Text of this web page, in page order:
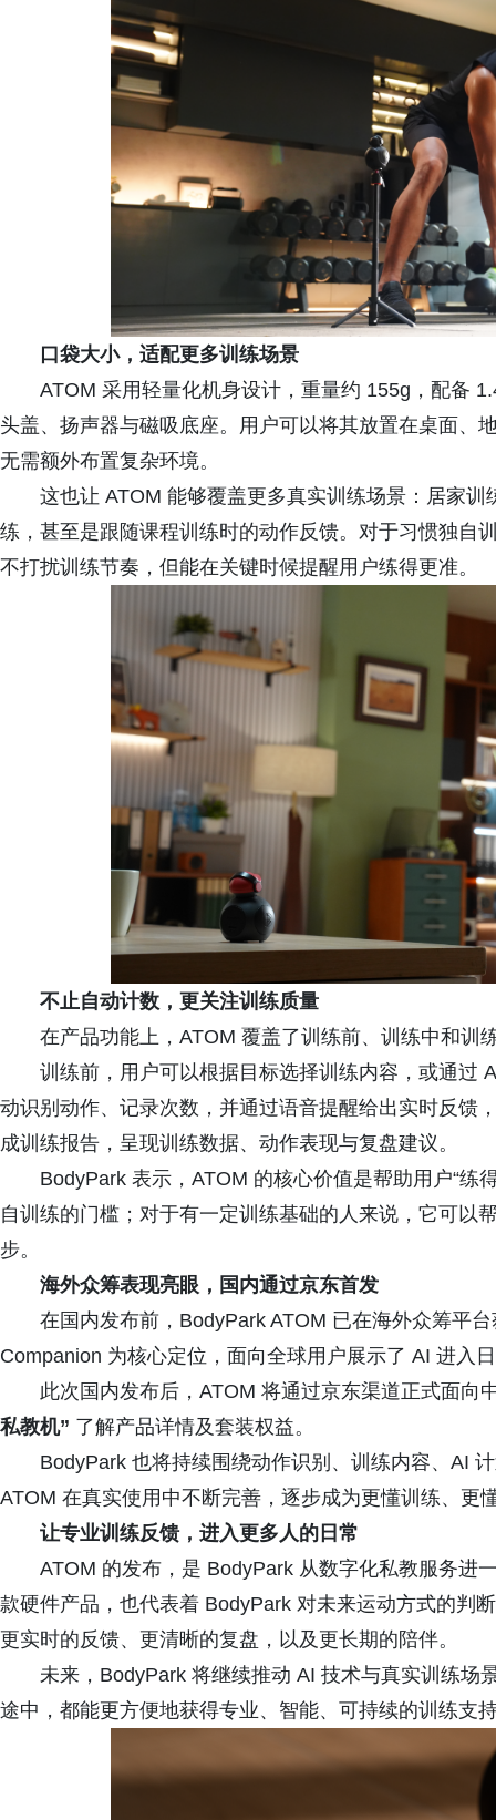
口袋大小，适配更多训练场景
ATOM 采用轻量化机身设计，重量约 155g，配备
头盖、扬声器与磁吸底座。用户可以将其放置在桌面、
无需额外布置复杂环境。
这也让 ATOM 能够覆盖更多真实训练场景：居家
练，甚至是跟随课程训练时的动作反馈。对于习惯独自
不打扰训练节奏，但能在关键时候提醒用户练得更准。
不止自动计数，更关注训练质量
在产品功能上，ATOM 覆盖了训练前、训练中和训
训练前，用户可以根据目标选择训练内容，或通过
动识别动作、记录次数，并通过语音提醒给出实时反馈
成训练报告，呈现训练数据、动作表现与复盘建议。
BodyPark 表示，ATOM 的核心价值是帮助用户“练
自训练的门槛；对于有一定训练基础的人来说，它可以
步。
海外众筹表现亮眼，国内通过京东首发
在国内发布前，BodyPark ATOM 已在海外众筹平
Companion 为核心定位，面向全球用户展示了 AI 进入
此次国内发布后，ATOM 将通过京东渠道正式面向
私教机” 了解产品详情及套装权益。
BodyPark 也将持续围绕动作识别、训练内容、AI
ATOM 在真实使用中不断完善，逐步成为更懂训练、更
让专业训练反馈，进入更多人的日常
ATOM 的发布，是 BodyPark 从数字化私教服务进
款硬件产品，也代表着 BodyPark 对未来运动方式的判
更实时的反馈、更清晰的复盘，以及更长期的陪伴。
未来，BodyPark 将继续推动 AI 技术与真实训练场
途中，都能更方便地获得专业、智能、可持续的训练支